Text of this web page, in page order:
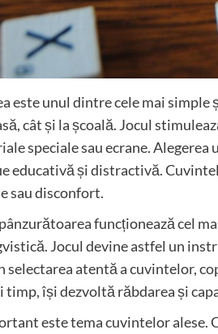
este unul dintre cele mai
cât și la școală. Jocul
speciale sau ecrane.
educativă și distractivă.
sau disconfort.
funcționează cel
Jocul devine astfel un
selectarea atentă a cuvintelor,
timp, își dezvoltă răbdarea și
este tema cuvintelor